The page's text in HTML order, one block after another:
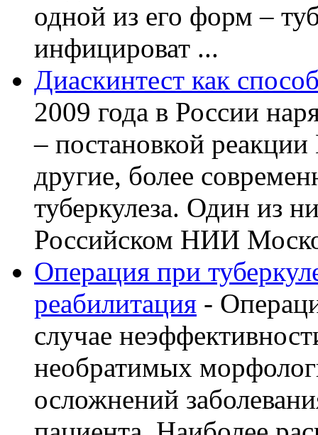
одной из его форм –
инфицироват ...
Диаскинтест как
2009 года в России
– постановкой
другие, более
туберкулеза. Один из
Российском НИИ
Операция при
реабилитация -
случае
необратимых
осложнений